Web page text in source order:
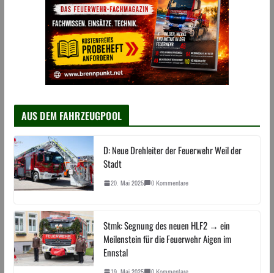
AUS DEM FAHRZEUGPOOL
D: Neue Drehleiter der Feuerwehr Weil der
Stadt
20. Mai 2025 0 Kommentare
Stmk: Segnung des neuen HLF2 → ein
Meilenstein für die Feuerwehr Aigen im
Ennstal